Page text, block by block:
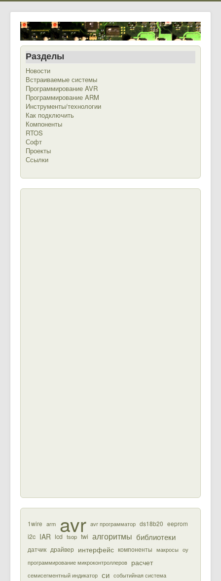
Разделы
Новости
Встраиваемые системы
Программирование AVR
Программирование ARM
Инструменты/технологии
Как подключить
Компоненты
RTOS
Софт
Проекты
Ссылки
1wire arm avr avr программатор ds18b20 eeprom
i2c IAR lcd tsop twi алгоритмы библиотеки
датчик драйвер интерфейс компоненты макросы оу
программирование микроконтроллеров расчет
семисегментный индикатор си событийная система